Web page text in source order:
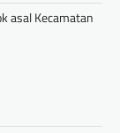
asal Kecamatan